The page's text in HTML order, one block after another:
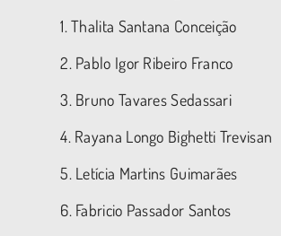
1. Thalita Santana Conceição
2. Pablo Igor Ribeiro Franco
3. Bruno Tavares Sedassari
4. Rayana Longo Bighetti Trevisan
5. Letícia Martins Guimarães
6. Fabricio Passador Santos